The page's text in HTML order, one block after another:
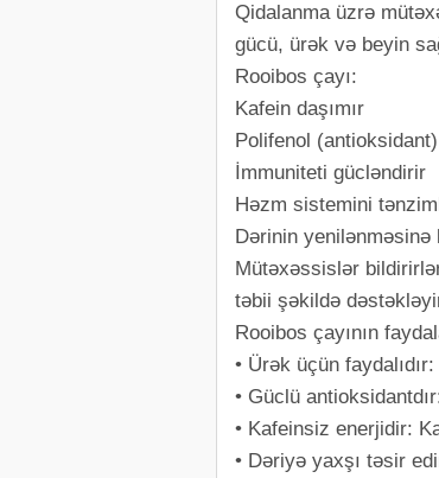
Qidalanma üzrə
gücü, ürək və beyin
Rooibos çayı:
Kafein daşımır
Polifenol
İmmuniteti gücləndirir
Həzm sistemini
Dərinin yenilənməsinə
Mütəxəssislər
təbii şəkildə
Rooibos çayının
• Ürək üçün
• Güclü
• Kafeinsiz enerjidir:
• Dəriyə yaxşı təsir